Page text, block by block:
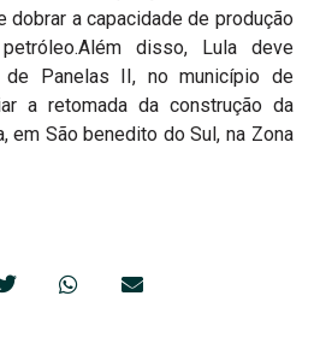
dobrar a capacidade de produção
disso, Lula deve
de Panelas II, no município de
a retomada da construção da
em São benedito do Sul, na Zona